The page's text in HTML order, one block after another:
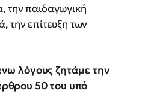
την παιδαγωγική
την επίτευξη των
λόγους ζητάμε την
50 του υπό